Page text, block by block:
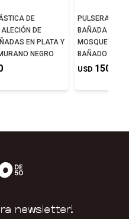
DE
DE
EN PLATA Y
NEGRO
PULSERA DE
BAÑADA EN
MOSQUETON
BAÑADO EN
USD 150,00
newsletter!